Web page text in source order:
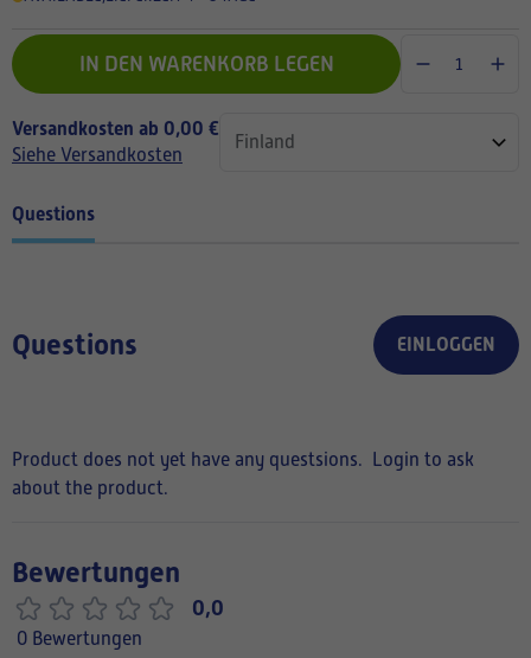
IN DEN WARENKORB LEGEN
Versandkosten ab 0,00 €
Siehe Versandkosten
Questions
Questions EINLOGGEN
Product does not yet have any questsions.
Login to ask
about the product.
Bewertungen
0,0
0 Bewertungen